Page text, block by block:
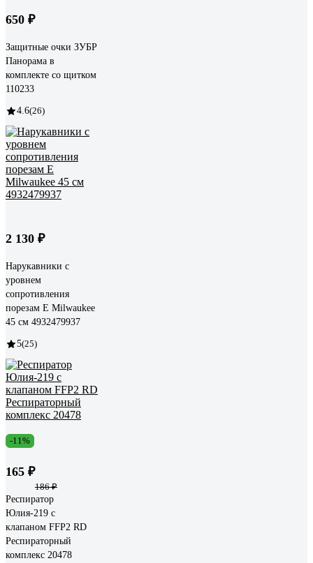
650 ₽
Защитные очки ЗУБР
Панорама в
комплекте со щитком
110233
4.6(26)
2 130 ₽
Нарукавники с
уровнем
сопротивления
порезам E Milwaukee
45 см 4932479937
5(25)
-11%
165 ₽
186 ₽
Респиратор
Юлия-219 с
клапаном FFP2 RD
Респираторный
комплекс 20478